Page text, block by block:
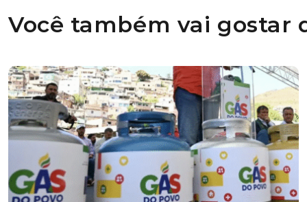
Você também vai gostar